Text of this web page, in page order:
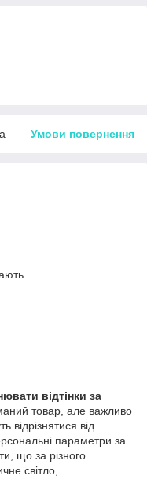
Умови повернення
відтінки за
товар, але важливо
відрізнятися від
параметри за
що за різного
світло,